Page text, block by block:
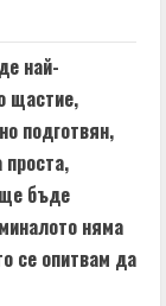
най-
щастие,
подготвян,
бъде
няма
се опитвам да